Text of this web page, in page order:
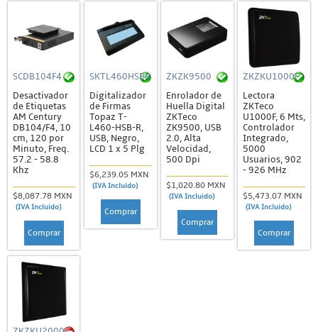
SCDB104F4
Desactivador
de Etiquetas
AM Century
DB104/F4, 10
cm, 120 por
Minuto, Freq.
57.2 - 58.8
Khz
$8,087.78 MXN
(IVA Incluido)
Comprar
SKTL460HSBR
Digitalizador
de Firmas
Topaz T-
L460-HSB-R,
USB, Negro,
LCD 1 x 5 Plg
$6,239.05 MXN
(IVA Incluido)
Comprar
ZKZK9500
Enrolador de
Huella Digital
ZKTeco
ZK9500, USB
2.0, Alta
Velocidad,
500 Dpi
$1,020.80 MXN
(IVA Incluido)
Comprar
ZKZKU1000F
Lectora
ZKTeco
U1000F, 6 Mts,
Controlador
Integrado,
5000
Usuarios, 902
- 926 MHz
$5,473.07 MXN
(IVA Incluido)
Comprar